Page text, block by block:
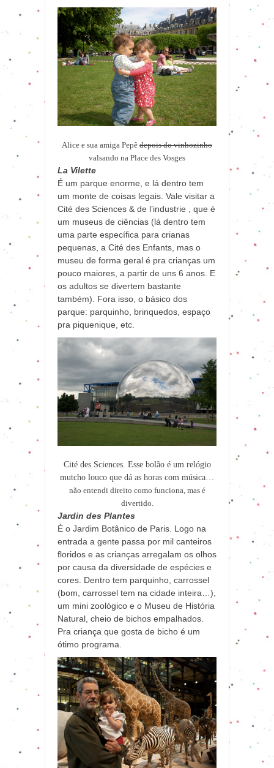
Alice e sua amiga Pepê depois do vinhozinho
valsando na Place des Vosges
La Vilette
É um parque enorme, e lá dentro tem
um monte de coisas legais. Vale visitar a
Cité des Sciences & de l’industrie , que é
um museus de ciências (lá dentro tem
uma parte específica para crianas
pequenas, a Cité des Enfants, mas o
museu de forma geral é pra crianças um
pouco maiores, a partir de uns 6 anos. E
os adultos se divertem bastante
também). Fora isso, o básico dos
parque: parquinho, brinquedos, espaço
pra piquenique, etc.
Cité des Sciences. Esse bolão é um relógio
mutcho louco que dá as horas com música…
não entendi direito como funciona, mas é
divertido.
Jardin des Plantes
É o Jardim Botânico de Paris. Logo na
entrada a gente passa por mil canteiros
floridos e as crianças arregalam os olhos
por causa da diversidade de espécies e
cores. Dentro tem parquinho, carrossel
(bom, carrossel tem na cidade inteira…),
um mini zoológico e o Museu de História
Natural, cheio de bichos empalhados.
Pra criança que gosta de bicho é um
ótimo programa.